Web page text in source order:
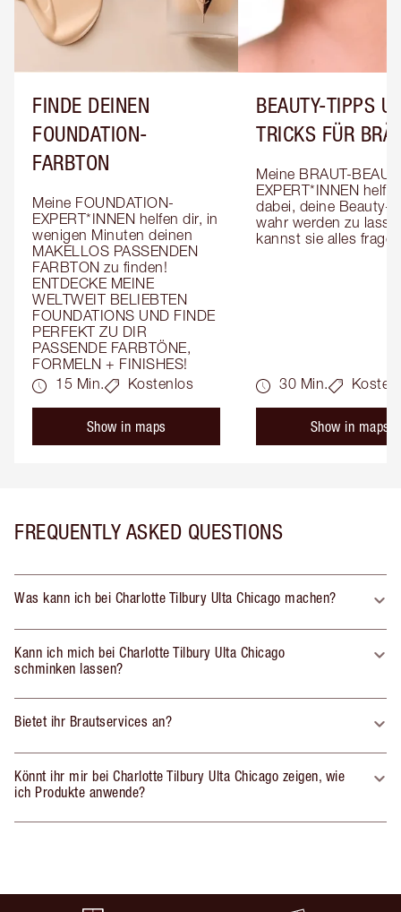
FINDE DEINEN
FOUNDATION-
FARBTON
Meine FOUNDATION-
EXPERT*INNEN helfen dir, in
wenigen Minuten deinen
MAKELLOS PASSENDEN
FARBTON zu finden!
ENTDECKE MEINE
WELTWEIT BELIEBTEN
FOUNDATIONS UND FINDE
PERFEKT ZU DIR
PASSENDE FARBTÖNE,
FORMELN + FINISHES!
15 Min.
Kostenlos
Show in maps
BEAUTY-TIPPS
TRICKS FÜR
Meine BRAUT-
EXPERT*INNEN
dabei, deine Beauty-
wahr werden zu
kannst sie alles
30 Min.
Show in maps
FREQUENTLY ASKED QUESTIONS
Was kann ich bei Charlotte Tilbury Ulta Chicago machen?
Kann ich mich bei Charlotte Tilbury Ulta Chicago
schminken lassen?
Bietet ihr Brautservices an?
Könnt ihr mir bei Charlotte Tilbury Ulta Chicago zeigen, wie
ich Produkte anwende?